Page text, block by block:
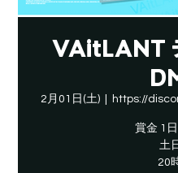
VAitLANT
2月01日(土) https://
賞金 1
土
20